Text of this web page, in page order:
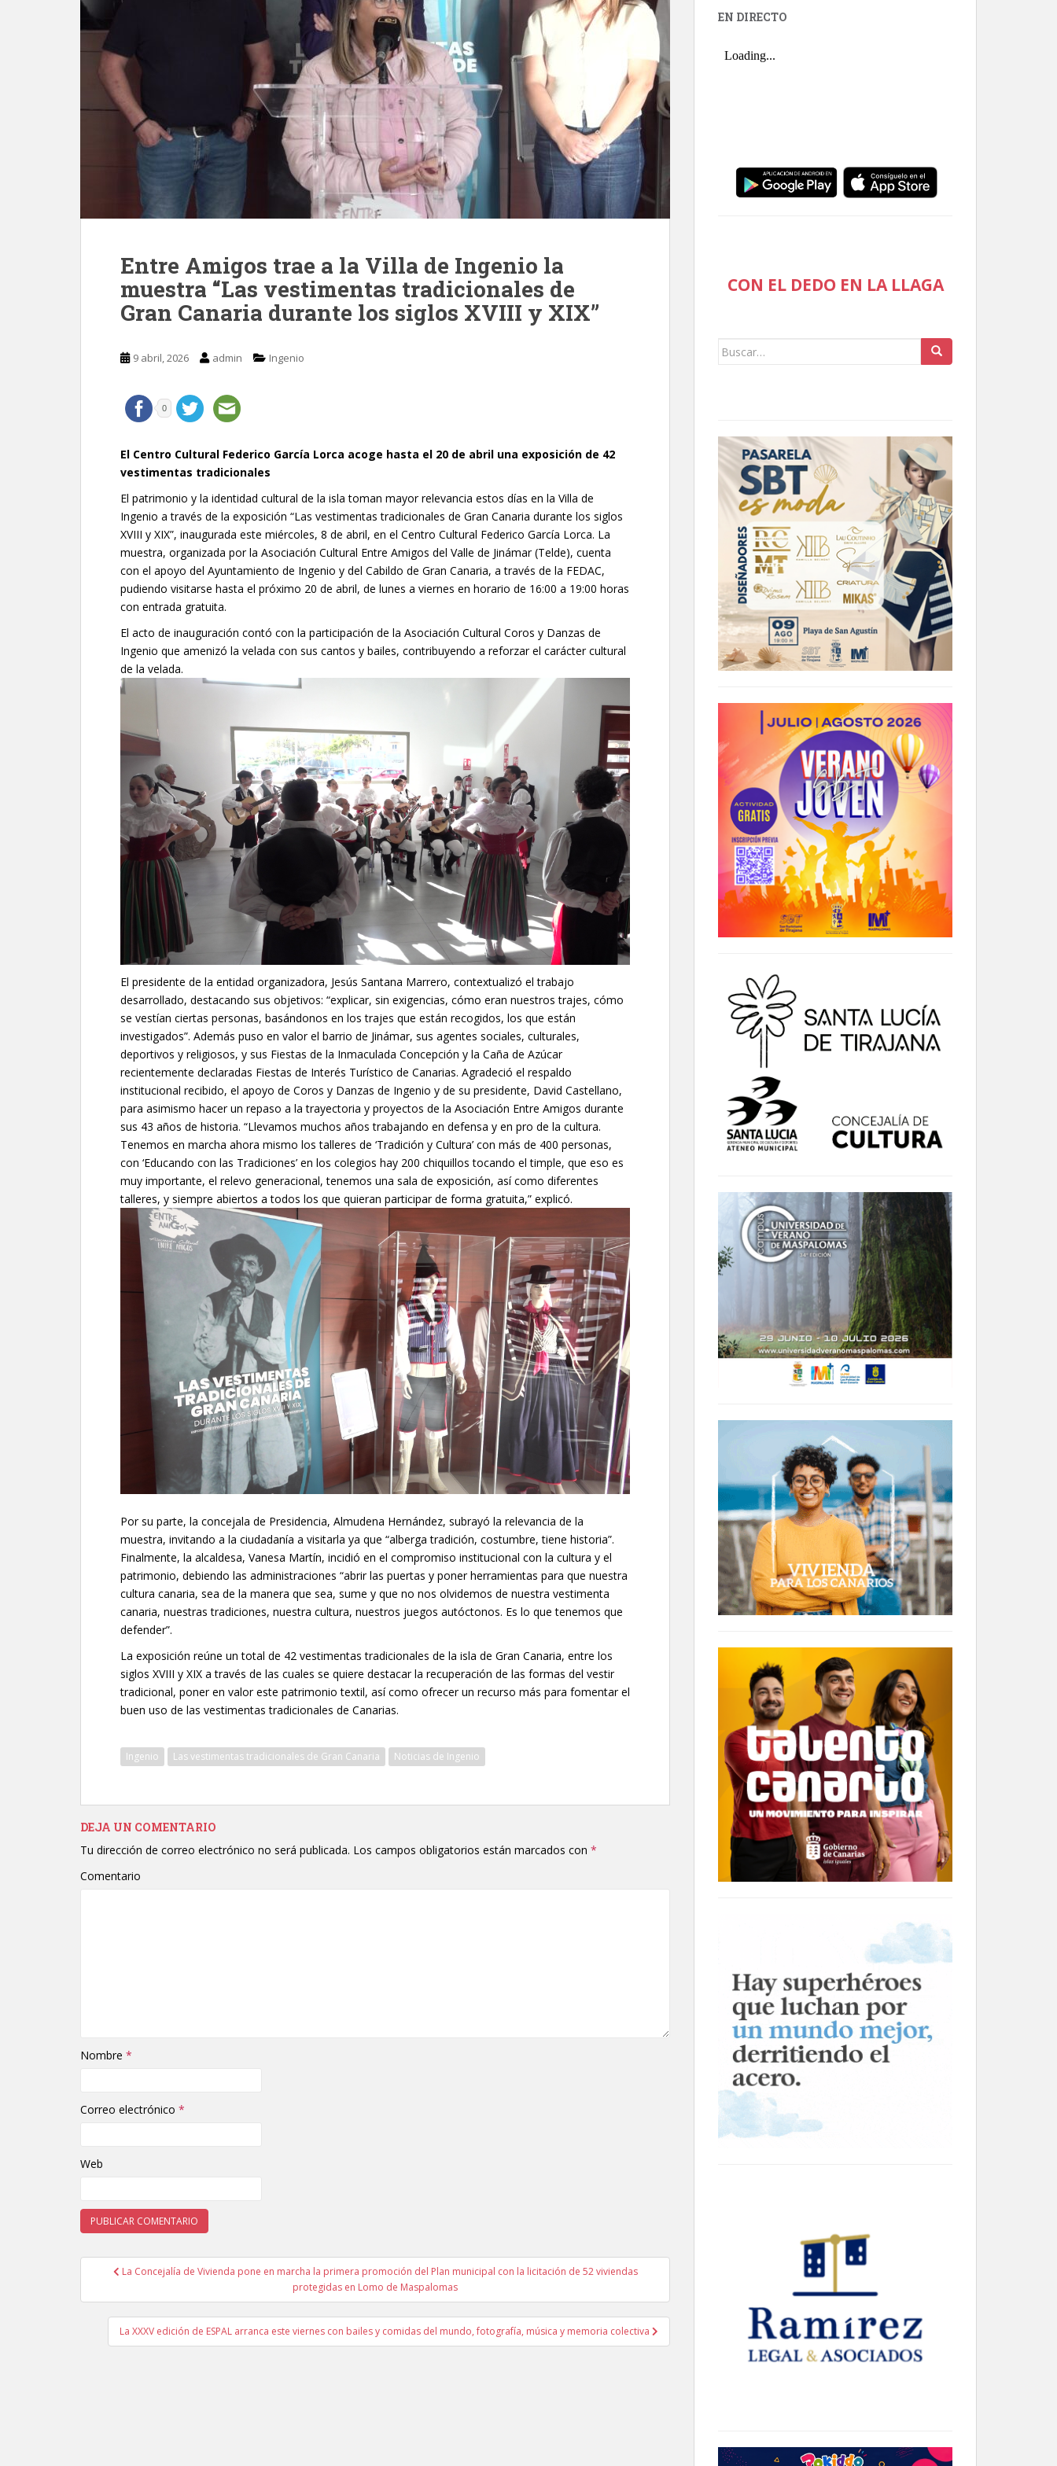
Entre Amigos trae a la Villa de Ingenio la
muestra “Las vestimentas tradicionales de
Gran Canaria durante los siglos XVIII y XIX”
9 abril, 2026 admin Ingenio
0
El Centro Cultural Federico García Lorca acoge hasta el 20 de abril una exposición de 42
vestimentas tradicionales
El patrimonio y la identidad cultural de la isla toman mayor relevancia estos días en la Villa de
Ingenio a través de la exposición “Las vestimentas tradicionales de Gran Canaria durante los siglos
XVIII y XIX”, inaugurada este miércoles, 8 de abril, en el Centro Cultural Federico García Lorca. La
muestra, organizada por la Asociación Cultural Entre Amigos del Valle de Jinámar (Telde), cuenta
con el apoyo del Ayuntamiento de Ingenio y del Cabildo de Gran Canaria, a través de la FEDAC,
pudiendo visitarse hasta el próximo 20 de abril, de lunes a viernes en horario de 16:00 a 19:00 horas
con entrada gratuita.
El acto de inauguración contó con la participación de la Asociación Cultural Coros y Danzas de
Ingenio que amenizó la velada con sus cantos y bailes, contribuyendo a reforzar el carácter cultural
de la velada.
El presidente de la entidad organizadora, Jesús Santana Marrero, contextualizó el trabajo
desarrollado, destacando sus objetivos: “explicar, sin exigencias, cómo eran nuestros trajes, cómo
se vestían ciertas personas, basándonos en los trajes que están recogidos, los que están
investigados”. Además puso en valor el barrio de Jinámar, sus agentes sociales, culturales,
deportivos y religiosos, y sus Fiestas de la Inmaculada Concepción y la Caña de Azúcar
recientemente declaradas Fiestas de Interés Turístico de Canarias. Agradeció el respaldo
institucional recibido, el apoyo de Coros y Danzas de Ingenio y de su presidente, David Castellano,
para asimismo hacer un repaso a la trayectoria y proyectos de la Asociación Entre Amigos durante
sus 43 años de historia. “Llevamos muchos años trabajando en defensa y en pro de la cultura.
Tenemos en marcha ahora mismo los talleres de ‘Tradición y Cultura’ con más de 400 personas,
con ‘Educando con las Tradiciones’ en los colegios hay 200 chiquillos tocando el timple, que eso es
muy importante, el relevo generacional, tenemos una sala de exposición, así como diferentes
talleres, y siempre abiertos a todos los que quieran participar de forma gratuita,” explicó.
Por su parte, la concejala de Presidencia, Almudena Hernández, subrayó la relevancia de la
muestra, invitando a la ciudadanía a visitarla ya que “alberga tradición, costumbre, tiene historia”.
Finalmente, la alcaldesa, Vanesa Martín, incidió en el compromiso institucional con la cultura y el
patrimonio, debiendo las administraciones “abrir las puertas y poner herramientas para que nuestra
cultura canaria, sea de la manera que sea, sume y que no nos olvidemos de nuestra vestimenta
canaria, nuestras tradiciones, nuestra cultura, nuestros juegos autóctonos. Es lo que tenemos que
defender”.
La exposición reúne un total de 42 vestimentas tradicionales de la isla de Gran Canaria, entre los
siglos XVIII y XIX a través de las cuales se quiere destacar la recuperación de las formas del vestir
tradicional, poner en valor este patrimonio textil, así como ofrecer un recurso más para fomentar el
buen uso de las vestimentas tradicionales de Canarias.
Ingenio Las vestimentas tradicionales de Gran Canaria Noticias de Ingenio
DEJA UN COMENTARIO
Tu dirección de correo electrónico no será publicada. Los campos obligatorios están marcados con *
Comentario
Nombre *
Correo electrónico *
Web
Navegación de entradas
La Concejalía de Vivienda pone en marcha la primera promoción del Plan municipal con la licitación de 52 viviendas
protegidas en Lomo de Maspalomas
La XXXV edición de ESPAL arranca este viernes con bailes y comidas del mundo, fotografía, música y memoria colectiva
EN DIRECTO
CON EL DEDO EN LA LLAGA
Buscar: